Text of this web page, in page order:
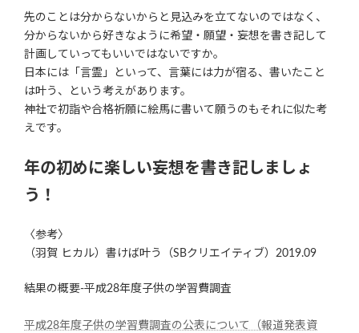
先のことは分からないからと見込みを立てないのではなく、
分からないから好きなように希望・願望・妄想を書き記して
計画していってもいいではないですか。
日本には「言霊」といって、言葉には力が宿る、書いたこと
は叶う、という考えがあります。
神社で初詣や合格祈願に絵馬に書いて願うのもそれに似た考
えです。
年の初めに楽しい妄想を書き記しましょ
う！
〈参考〉
（羽賀 ヒカル）書けば叶う（SBクリエイティブ）2019.09
結果の概要-平成28年度子供の学習費調査
平成28年度子供の学習費調査の公表について（報道発表資